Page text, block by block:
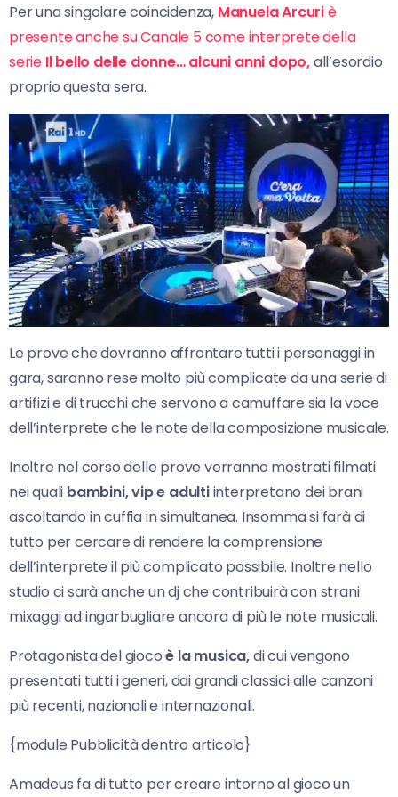
Per una singolare coincidenza, Manuela Arcuriè
presente anche su Canale 5 come interprete della
serie Il bello delle donne… alcuni anni dopo,all’esordio
proprio questa sera.
Le prove che dovranno affrontare tutti i personaggi in
gara, saranno rese molto più complicate da una serie di
artifizi e di trucchi che servono a camuffare sia la voce
dell’interprete che le note della composizione musicale.
Inoltre nel corso delle prove verranno mostrati filmati
nei quali bambini, vip e adultiinterpretano dei brani
ascoltando in cuffia in simultanea. Insomma si farà di
tutto per cercare di rendere la comprensione
dell’interprete il più complicato possibile. Inoltre nello
studio ci sarà anche un dj che contribuirà con strani
mixaggi ad ingarbugliare ancora di più le note musicali.
Protagonista del giocoè la musica,di cui vengono
presentati tutti i generi, dai grandi classici alle canzoni
più recenti, nazionali e internazionali.
{module Pubblicità dentro articolo}
Amadeus fa di tutto per creare intorno al gioco un